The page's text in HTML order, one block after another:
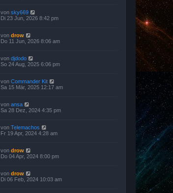
von sky669
Di 23 Jun, 2026 8:42 pm
von drow
Do 11 Jun, 2026 8:06 am
von djdodo
So 24 Aug, 2025 6:06 pm
von Commander Kit
Sa 15 Mär, 2025 12:17 am
von ansa
Sa 28 Dez, 2024 4:35 pm
von Telemachos
Fr 19 Apr, 2024 4:28 am
von drow
Do 04 Apr, 2024 8:00 pm
von drow
Di 06 Feb, 2024 10:03 am